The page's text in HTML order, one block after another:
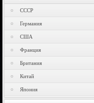
СССР
Германия
США
Франция
Британия
Китай
Япония